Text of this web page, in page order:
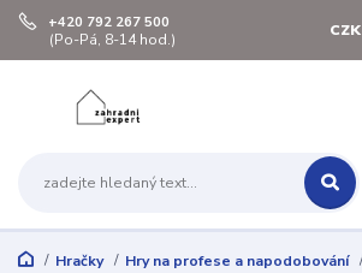
CZK
+420 792 267 500
(Po-Pá, 8-14 hod.)
Hračky Hry na profese a napodobování